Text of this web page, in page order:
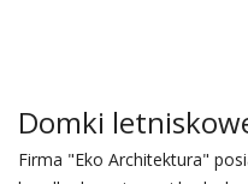
Domki
Firma "Eko Architektura"